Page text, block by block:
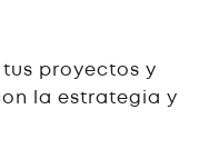
tus proyectos y
la estrategia y